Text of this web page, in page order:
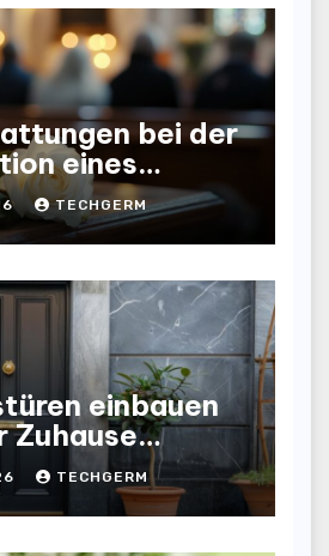
bei der
eines
Abschieds
TECHGERM
einbauen
Zuhause
funktional
TECHGERM